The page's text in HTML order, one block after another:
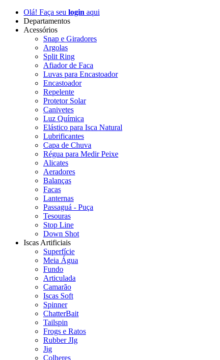
Olá! Faça seu login aqui
Departamentos
Acessórios
Snap e Giradores
Argolas
Split Ring
Afiador de Faca
Luvas para Encastoador
Encastoador
Repelente
Protetor Solar
Canivetes
Luz Química
Elástico para Isca Natural
Lubrificantes
Capa de Chuva
Régua para Medir Peixe
Alicates
Aeradores
Balanças
Facas
Lanternas
Passaguá - Puça
Tesouras
Stop Line
Down Shot
Iscas Artificiais
Superfície
Meia Água
Fundo
Articulada
Camarão
Iscas Soft
Spinner
ChatterBait
Tailspin
Frogs e Ratos
Rubber JIg
Jig
Colheres